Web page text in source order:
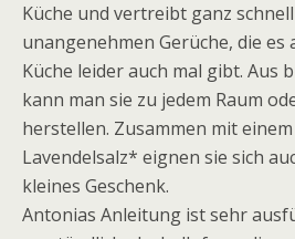
Küche und vertreibt ganz
unangenehmen Gerüche, die es
Küche leider auch mal gibt. Aus
kann man sie zu jedem Raum
herstellen. Zusammen mit
Lavendelsalz* eignen sie sich
kleines Geschenk.
Antonias Anleitung ist sehr